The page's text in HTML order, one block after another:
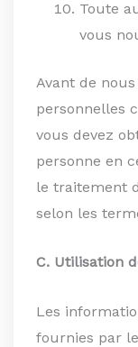
Toute
vous
Avant de
personnelles
vous devez
personne en
le traitement
selon les
C. Utilisation
Les
fournies par